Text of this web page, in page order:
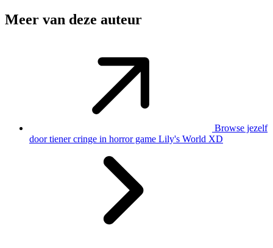
Meer van deze auteur
Browse jezelf
door tiener cringe in horror game Lily's World XD